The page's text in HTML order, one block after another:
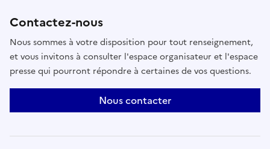
Contactez-nous
Nous sommes à votre disposition pour tout renseignement,
et vous invitons à consulter l'espace organisateur et l'espace
presse qui pourront répondre à certaines de vos questions.
Nous contacter